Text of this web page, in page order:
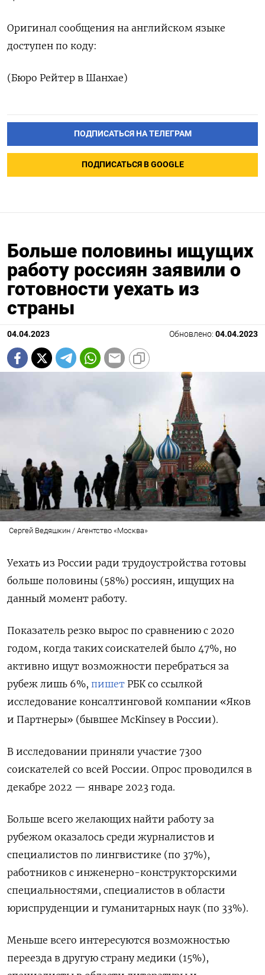
Оригинал сообщения на английском языке
доступен по коду:
(Бюро Рейтер в Шанхае)
ПОДПИСАТЬСЯ НА ТЕЛЕГРАМ
ПОДПИСАТЬСЯ В GOOGLE
Больше половины ищущих
работу россиян заявили о
готовности уехать из
страны
04.04.2023 Обновлено: 04.04.2023
Сергей Ведяшкин / Агентство «Москва»
Уехать из России ради трудоустройства готовы
больше половины (58%) россиян, ищущих на
данный момент работу.
Показатель резко вырос по сравнению с 2020
годом, когда таких соискателей было 47%, но
активно ищут возможности перебраться за
рубеж лишь 6%, пишет РБК со ссылкой
исследование консалтинговой компании «Яков
и Партнеры» (бывшее McKinsey в России).
В исследовании приняли участие 7300
соискателей со всей России. Опрос проводился в
декабре 2022 — январе 2023 года.
Больше всего желающих найти работу за
рубежом оказалось среди журналистов и
специалистов по лингвистике (по 37%),
работников с инженерно-конструкторскими
специальностями, специалистов в области
юриспруденции и гуманитарных наук (по 33%).
Меньше всего интересуются возможностью
переезда в другую страну медики (15%),